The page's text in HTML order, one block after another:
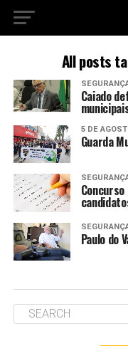
All posts
Caiado
5 DE
Guarda
Paulo do